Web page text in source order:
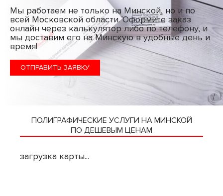
Мы работаем не только на Минской, но и по
всей Московской области. Оформите заказ
онлайн через калькулятор либо по телефону, и
мы доставим его на Минскую в удобные день и
время!
ОТПРАВИТЬ ЗАЯВКУ
ПОЛИГРАФИЧЕСКИЕ УСЛУГИ НА МИНСКОЙ
ПО ДЕШЕВЫМ ЦЕНАМ
загрузка карты...